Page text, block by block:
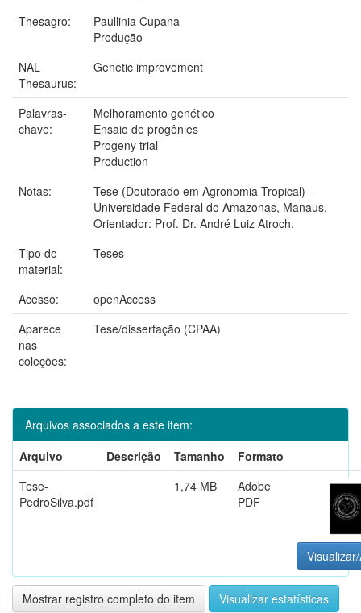
Thesagro:
Paullinia Cupana
Produção
NAL
Thesaurus:
Genetic improvement
Palavras-
chave:
Melhoramento genético
Ensaio de progênies
Progeny trial
Production
Notas:
Tese (Doutorado em Agronomia Tropical) -
Universidade Federal do Amazonas, Manaus.
Orientador: Prof. Dr. André Luiz Atroch.
Tipo do
material:
Teses
Acesso:
openAccess
Aparece
nas
coleções:
Tese/dissertação (CPAA)
Arquivos associados a este item:
Arquivo
Descrição Tamanho
Formato
Tese-
PedroSilva.pdf
1,74 MB
Adobe
PDF
Mostrar registro completo do item Visualizar estatísticas